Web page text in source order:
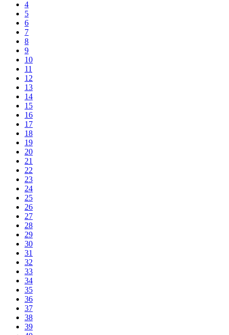
4
5
6
7
8
9
10
11
12
13
14
15
16
17
18
19
20
21
22
23
24
25
26
27
28
29
30
31
32
33
34
35
36
37
38
39